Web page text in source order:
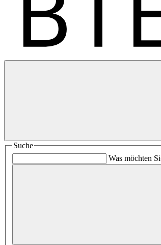
Suche
Was möchten